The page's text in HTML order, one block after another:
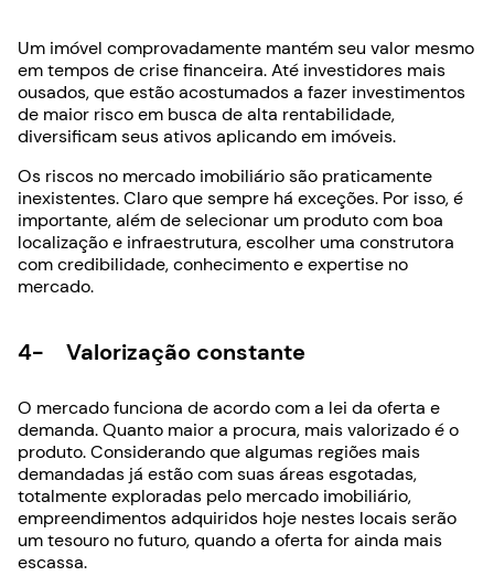
Um imóvel comprovadamente mantém seu valor mesmo
em tempos de crise financeira. Até investidores mais
ousados, que estão acostumados a fazer investimentos
de maior risco em busca de alta rentabilidade,
diversificam seus ativos aplicando em imóveis.
Os riscos no mercado imobiliário são praticamente
inexistentes. Claro que sempre há exceções. Por isso, é
importante, além de selecionar um produto com boa
localização e infraestrutura, escolher uma construtora
com credibilidade, conhecimento e expertise no
mercado.
4- Valorização constante
O mercado funciona de acordo com a lei da oferta e
demanda. Quanto maior a procura, mais valorizado é o
produto. Considerando que algumas regiões mais
demandadas já estão com suas áreas esgotadas,
totalmente exploradas pelo mercado imobiliário,
empreendimentos adquiridos hoje nestes locais serão
um tesouro no futuro, quando a oferta for ainda mais
escassa.